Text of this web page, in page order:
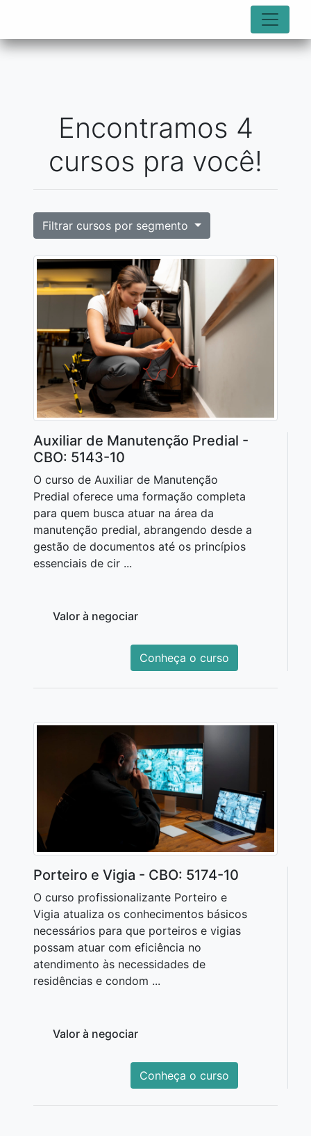
Encontramos 4
cursos pra você!
Filtrar cursos por segmento
Auxiliar de Manutenção Predial -
CBO: 5143-10
O curso de Auxiliar de Manutenção
Predial oferece uma formação completa
para quem busca atuar na área da
manutenção predial, abrangendo desde a
gestão de documentos até os princípios
essenciais de cir ...
Valor à negociar
Conheça o curso
Porteiro e Vigia - CBO: 5174-10
O curso profissionalizante Porteiro e
Vigia atualiza os conhecimentos básicos
necessários para que porteiros e vigias
possam atuar com eficiência no
atendimento às necessidades de
residências e condom ...
Valor à negociar
Conheça o curso